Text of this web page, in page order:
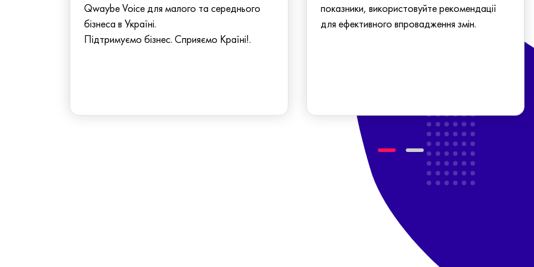
Qwaybe Voice для малого та середнього
бізнеса в Україні.
Підтримуємо бізнес. Сприяємо Країні!.
показники, використовуйте рекомендації
для ефективного впровадження змін.